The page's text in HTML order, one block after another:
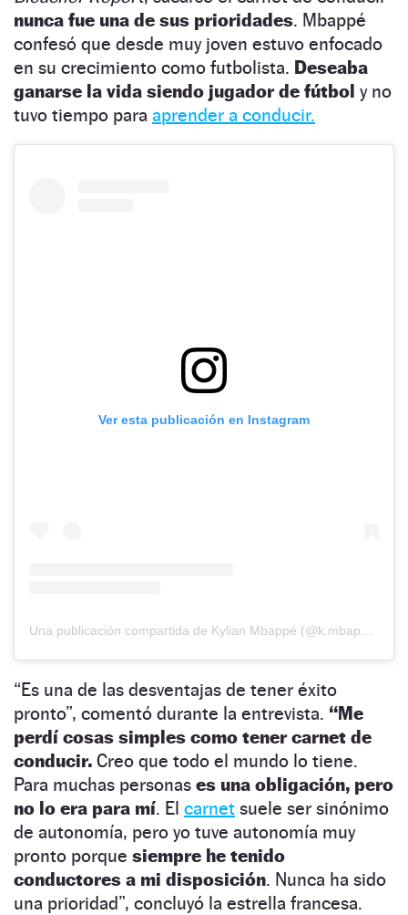
nunca fue una de sus prioridades. Mbappé
confesó que desde muy joven estuvo enfocado
en su crecimiento como futbolista. Deseaba
ganarse la vida siendo jugador de fútbol y no
tuvo tiempo para aprender a conducir.
Ver esta publicación en Instagram
“Es una de las desventajas de tener éxito
pronto”, comentó durante la entrevista. “Me
perdí cosas simples como tener carnet de
conducir. Creo que todo el mundo lo tiene.
Para muchas personas es una obligación, pero
no lo era para mí. El carnet suele ser sinónimo
de autonomía, pero yo tuve autonomía muy
pronto porque siempre he tenido
conductores a mi disposición. Nunca ha sido
una prioridad”, concluyó la estrella francesa.